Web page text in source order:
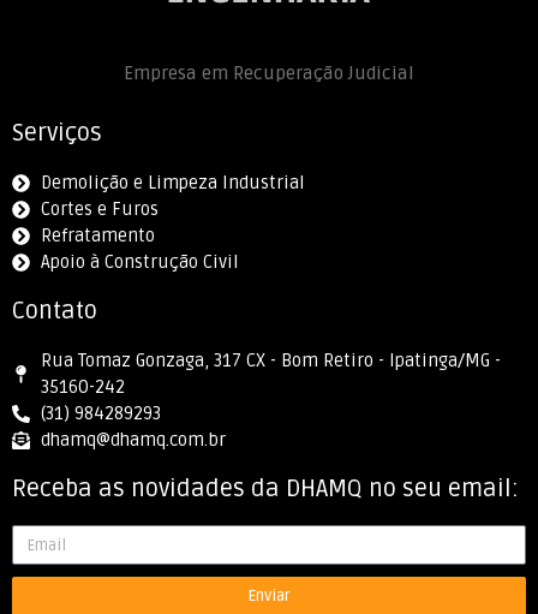
Empresa em Recuperação Judicial
Serviços
Demolição e Limpeza Industrial
Cortes e Furos
Refratamento
Apoio à Construção Civil
Contato
Rua Tomaz Gonzaga, 317 CX - Bom Retiro - Ipatinga/MG -
35160-242
(31) 984289293
dhamq@dhamq.com.br
Receba as novidades da DHAMQ no seu email:
Enviar